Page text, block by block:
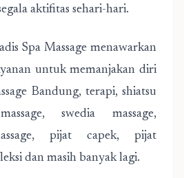
aktifitas sehari-hari.
Spa Massage menawarkan
untuk memanjakan diri
Bandung, terapi, shiatsu
swedia massage,
pijat capek, pijat
dan masih banyak lagi.